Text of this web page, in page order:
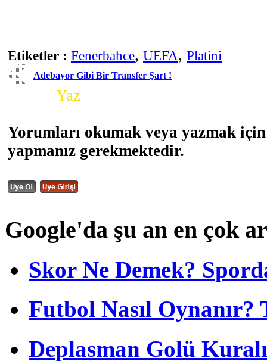
Etiketler : Fenerbahce, UEFA, Platini
Adebayor Gibi Bir Transfer Şart !
Yaz
Yorumları okumak veya yazmak
yapmanız gerekmektedir.
Google'da şu an en çok
Skor Ne Demek?
Futbol Nasıl
Deplasman Golü